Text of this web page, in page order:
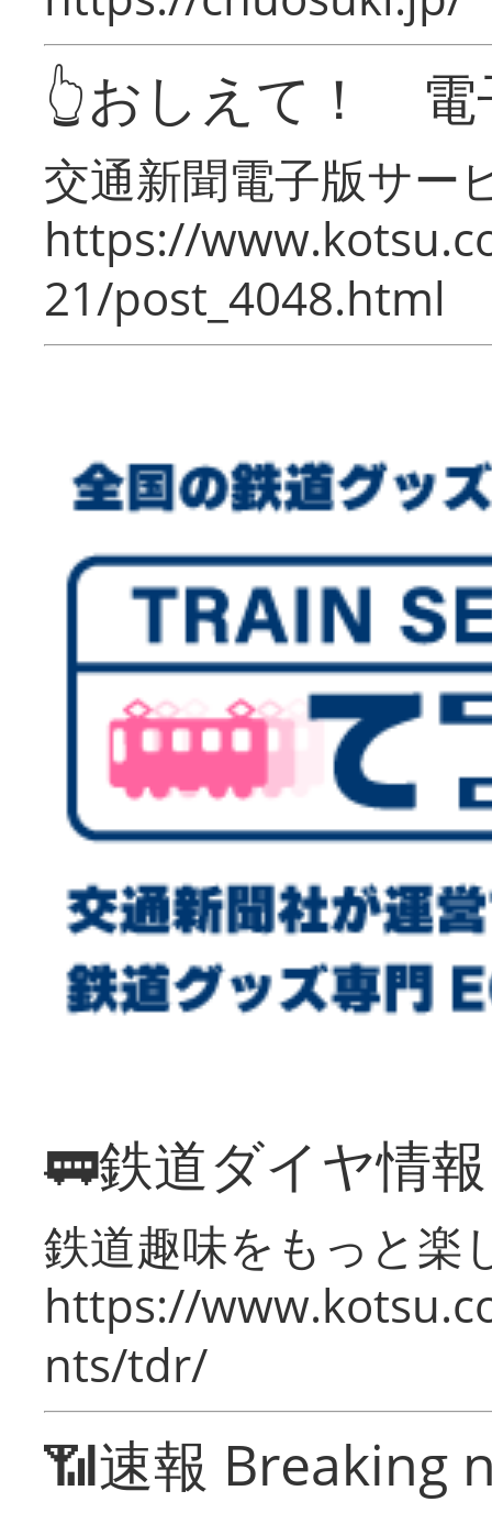
👆おしえて！ 電
交通新聞電子版サー
https://
21/post_4048.html
🚃鉄道ダイヤ情
鉄道趣味をもっと楽
https://
nts/tdr/
📶速報 Breaking